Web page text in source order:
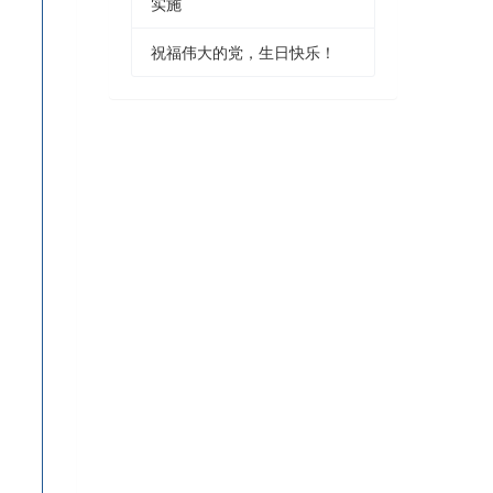
祝福伟大的党，生日快乐！